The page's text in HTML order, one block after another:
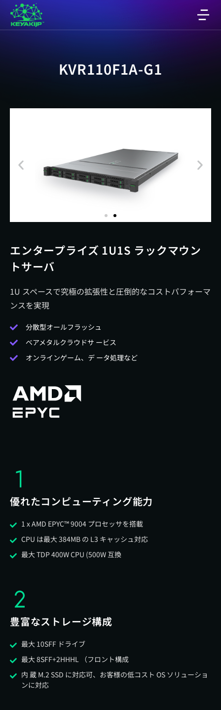
KVR110F1A-G1
エンタープライズ 1U1S ラックマウン
トサーバ
1U スペースで究極の拡張性と圧倒的なコストパフォーマ
ンスを実現
分散型オールフラッシュ
ベアメタルクラウドサ ービス
オンラインゲーム、デ ータ処理など
優れたコンピューティング能力
1 x AMD EPYC™ 9004 プロセッサを搭載
CPU は最大 384MB の L3 キャッシュ対応
最大 TDP 400W CPU (500W 互換
豊富なストレージ構成
最大 10SFF ドライブ
最大 8SFF+2HHHL （フロント構成
内 蔵 M.2 SSD に対応可、お客様の低コスト OS ソリューショ
ンに対応